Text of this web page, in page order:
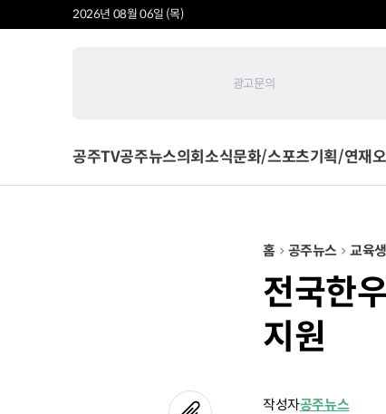
2026년 08월 06일 (목)
광고문의
공주TV공주뉴스의회소식문화/스포츠기획/연재
홈 공주뉴스 교육
전국한
지원
작성자공주뉴스